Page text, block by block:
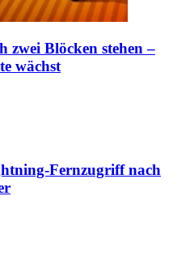
zwei Blöcken stehen –
wächst
Fernzugriff nach